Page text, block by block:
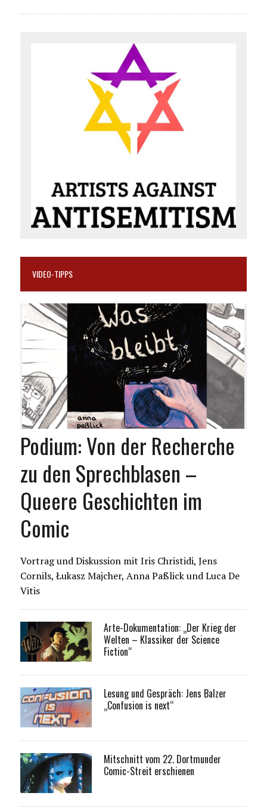
VIDEO-TIPPS
Podium: Von der Recherche
zu den Sprechblasen –
Queere Geschichten im
Comic
Vortrag und Diskussion mit Iris Christidi, Jens
Cornils, Łukasz Majcher, Anna Paßlick und Luca De
Vitis
Arte-Dokumentation: „Der Krieg der
Welten – Klassiker der Science
Fiction“
Lesung und Gespräch: Jens Balzer
„Confusion is next“
Mitschnitt vom 22. Dortmunder
Comic-Streit erschienen